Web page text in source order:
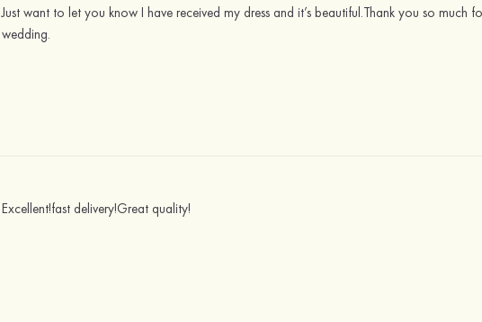
Just want to let you know I have received my dress and it’s beautiful.Thank you so
wedding.
Excellent!fast delivery!Great quality!